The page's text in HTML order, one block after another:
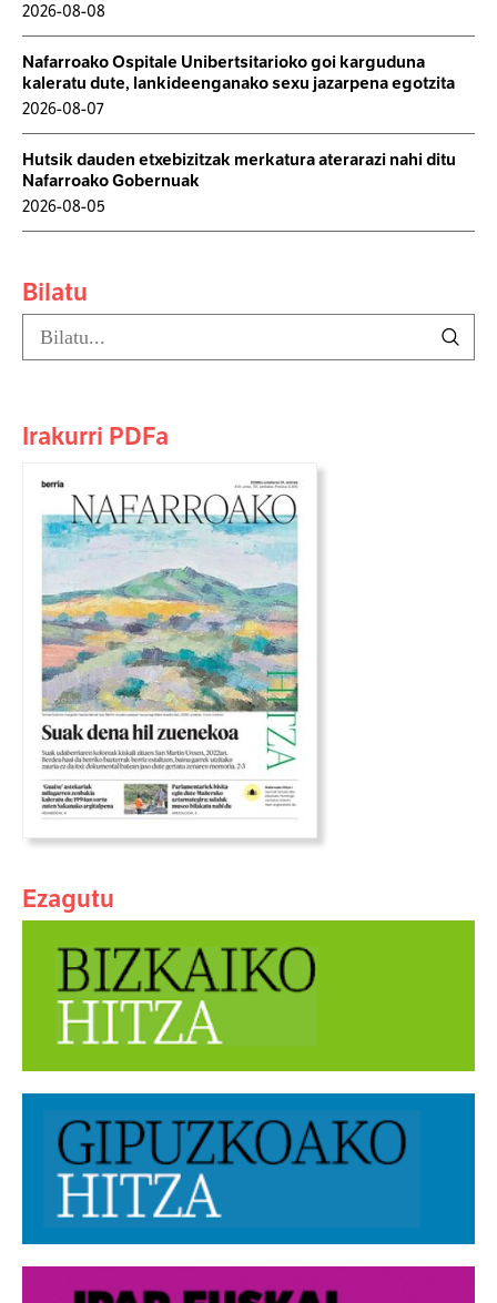
2026-08-08
Nafarroako Ospitale Unibertsitarioko goi karguduna
kaleratu dute, lankideenganako sexu jazarpena egotzita
2026-08-07
Hutsik dauden etxebizitzak merkatura aterarazi nahi ditu
Nafarroako Gobernuak
2026-08-05
Bilatu
Irakurri PDFa
Ezagutu